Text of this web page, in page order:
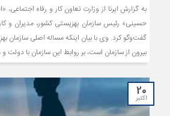
به گزارش ایرنا از وزارت تعاون کار و رفاه
حسینی» رئیس سازمان بهزیستی کشور، مدیران و
گفت‌وگو کرد. وی با بیان اینکه مساله اصلی سازمان
بیرون از سازمان است، بر روابط این سازمان با
20
اکتبر